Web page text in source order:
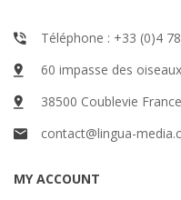
Téléphone : +33 (0)4
60 impasse des oiseaux
38500 Coublevie France
contact@lingua-
MY ACCOUNT